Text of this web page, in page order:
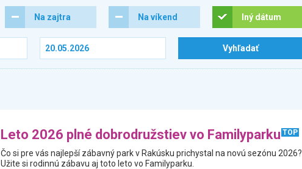
Na zajtra Na víkend Iný dátum
Leto 2026 plné dobrodružstiev vo Familyparku TOP
Čo si pre vás najlepší zábavný park v Rakúsku prichystal na novú sezónu 2026?
Užite si rodinnú zábavu aj toto leto vo Familyparku.